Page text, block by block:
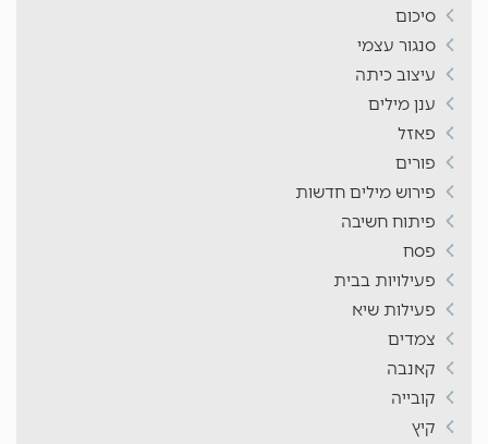
סיכום
סנגור עצמי
עיצוב כיתה
ענן מילים
פאזל
פורים
פירוש מילים חדשות
פיתוח חשיבה
פסח
פעילויות בבית
פעילות שיא
צמדים
קאנבה
קובייה
קיץ